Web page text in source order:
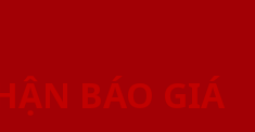
BÁO GIÁ